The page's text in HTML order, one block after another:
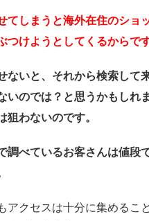
てしまうと海外在住のショ
つけようとしてくるからです
ないと、それから検索して
いのでは？と思うかもしれ
狙わないのです。
調べているお客さんは値段
アクセスは十分に集めるこ